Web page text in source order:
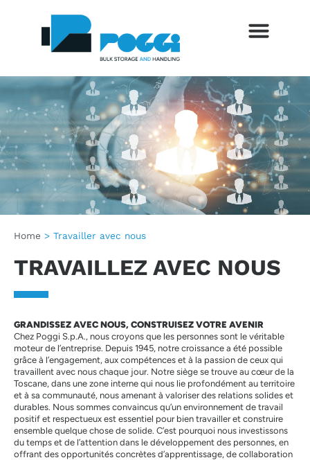
Home > Travailler avec nous
TRAVAILLEZ AVEC NOUS
GRANDISSEZ AVEC NOUS, CONSTRUISEZ VOTRE AVENIR
Chez Poggi S.p.A., nous croyons que les personnes sont le véritable
moteur de l’entreprise. Depuis 1945, notre croissance a été possible
grâce à l’engagement, aux compétences et à la passion de ceux qui
travaillent avec nous chaque jour. Notre siège se trouve au cœur de la
Toscane, dans une zone interne qui nous lie profondément au territoire
et à sa communauté, nous amenant à valoriser des relations solides et
durables. Nous sommes convaincus qu’un environnement de travail
positif et respectueux est essentiel pour bien travailler et construire
ensemble quelque chose de solide. C’est pourquoi nous investissons
du temps et de l’attention dans le développement des personnes, en
offrant des opportunités concrètes d’apprentissage, de collaboration